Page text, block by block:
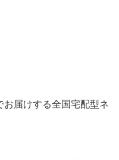
お届けする全国宅配型ネ